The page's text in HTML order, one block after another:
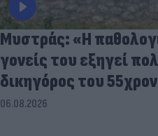
Μυστράς: «Η
γονείς του εξηγεί
δικηγόρος του
06.08.2026